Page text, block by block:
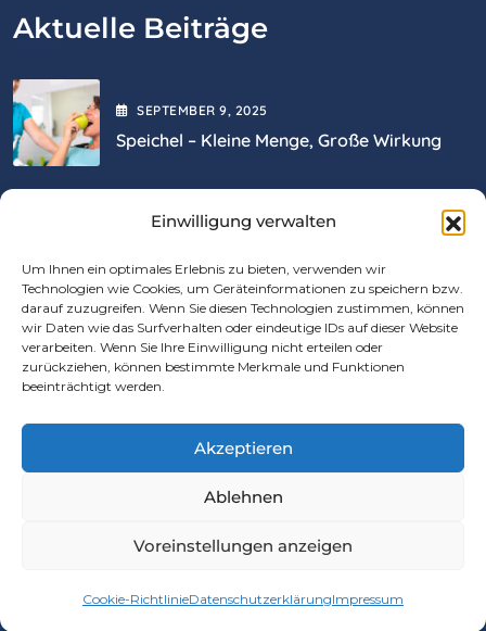
Einwilligung verwalten
Um Ihnen ein optimales Erlebnis zu bieten, verwenden wir
Technologien wie Cookies, um Geräteinformationen zu speichern bzw.
darauf zuzugreifen. Wenn Sie diesen Technologien zustimmen, können
wir Daten wie das Surfverhalten oder eindeutige IDs auf dieser Website
verarbeiten. Wenn Sie Ihre Einwilligung nicht erteilen oder
zurückziehen, können bestimmte Merkmale und Funktionen
beeinträchtigt werden.
Akzeptieren
Ablehnen
Voreinstellungen anzeigen
Cookie-RichtlinieDatenschutzerklärungImpressum
Aktuelle Beiträge
SEPTEMBER9, 2025
Speichel – Kleine Menge, Große Wirkung
Wie Oft Sollte Man Zur Zahnärztlichen
Vorsorge?
Rechtliches
Datenschutzerklärung
Barrierefreiheitserklärung